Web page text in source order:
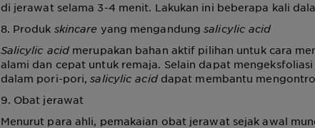
di jerawat selama 3-4 menit. Lakukan ini beberapa kali
8. Produk skincare yang mengandungsalicylic acid
Salicylic acidmerupakan bahan aktif pilihan untuk cara
alami dan cepat untuk remaja. Selain dapat
dalam pori-pori,salicylic aciddapat membantu
9. Obat jerawat
Menurut para ahli, pemakaian obat jerawat sejak awal